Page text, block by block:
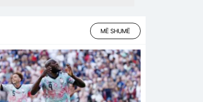
MË SHUMË